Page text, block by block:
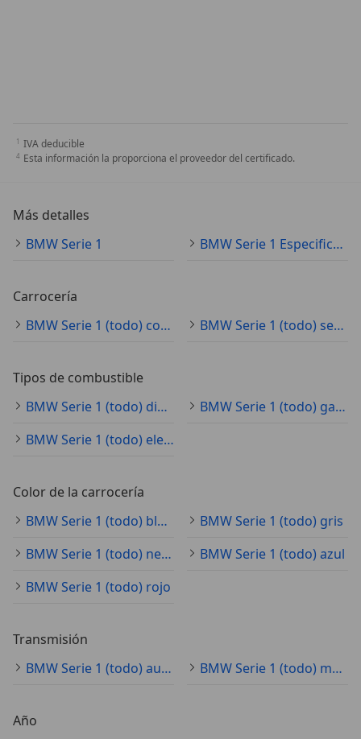
IVA deducible
Esta información la proporciona el proveedor del certificado.
Más detalles
BMW Serie 1
BMW Serie 1 Especificaciones técnicas
Carrocería
BMW Serie 1 (todo) coche pequeño
BMW Serie 1 (todo) sedán
Tipos de combustible
BMW Serie 1 (todo) diésel
BMW Serie 1 (todo) gasolina
BMW Serie 1 (todo) electro/gasolina
Color de la carrocería
BMW Serie 1 (todo) blanco
BMW Serie 1 (todo) gris
BMW Serie 1 (todo) negro
BMW Serie 1 (todo) azul
BMW Serie 1 (todo) rojo
Transmisión
BMW Serie 1 (todo) automático
BMW Serie 1 (todo) manual
Año